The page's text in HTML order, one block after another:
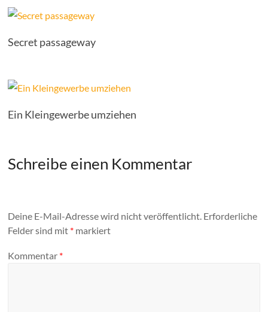
Secret passageway
Ein Kleingewerbe umziehen
Schreibe einen Kommentar
Deine E-Mail-Adresse wird nicht veröffentlicht. Erforderliche
Felder sind mit * markiert
Kommentar *